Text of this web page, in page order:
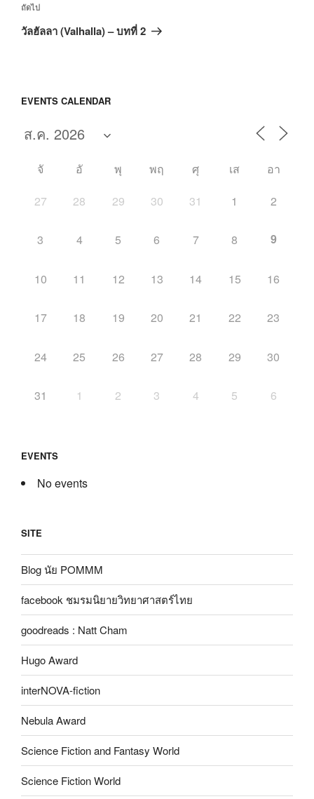
เรื่อง
ถัด
ถัดไป
วัลฮัลลา (Valhalla) – บทที่ 2
EVENTS CALENDAR
จั อั พุ พฤ ศุ เส
อา
27
28 29 30 31 1 2
3 4 5 6 7 8 9
10 11 12 13 14 15 16
17 18 19 20 21 22 23
24 25 26 27 28 29 30
31 1 2 3 4 5 6
EVENTS
No events
SITE
Blog นัย POMMM
facebook ชมรมนิยายวิทยาศาสตร์ไทย
goodreads : Natt Cham
Hugo Award
interNOVA-fiction
Nebula Award
Science Fiction and Fantasy World
Science Fiction World